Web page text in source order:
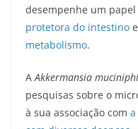
desempenhe um papel
protetora do intestino
metabolismo.
AAkkermansia
pesquisas sobre o
à sua associação com